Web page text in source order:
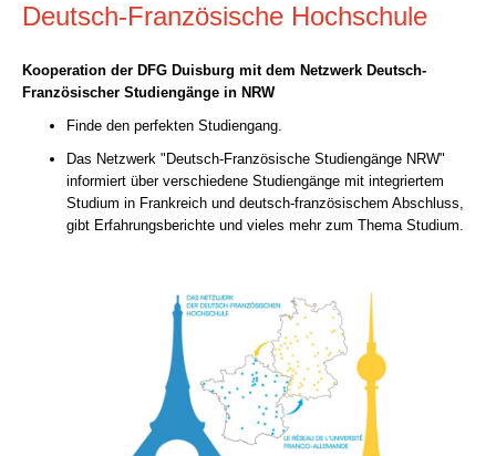
Deutsch-Französische Hochschule
Kooperation der DFG Duisburg mit dem Netzwerk Deutsch-
Französischer Studiengänge in NRW
Finde den perfekten Studiengang.
Das Netzwerk "Deutsch-Französische Studiengänge NRW"
informiert über verschiedene Studiengänge mit integriertem
Studium in Frankreich und deutsch-französischem Abschluss,
gibt Erfahrungsberichte und vieles mehr zum Thema Studium.